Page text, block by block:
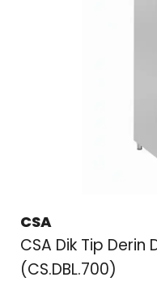
CSA
CSA Dik Tip Derin
(CS.DBL.700)